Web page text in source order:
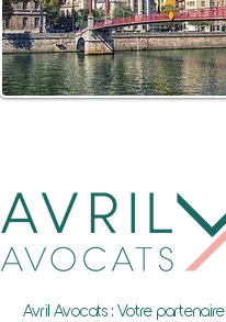
Avril Avocats : Votre partenaire